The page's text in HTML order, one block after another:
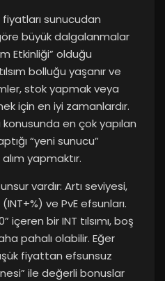
fiyatları sunucudan
büyük dalgalanmalar
Etkinliği” olduğu
bolluğu yaşanır ve
stok yapmak veya
için en iyi zamanlardır.
konusunda en çok yapılan
“yeni sunucu”
yapmaktır.
vardır: Artı seviyesi,
ve PvE efsunları.
içeren bir INT tılsımı, boş
pahalı olabilir. Eğer
fiyattan efsunsuz
ile değerli bonuslar